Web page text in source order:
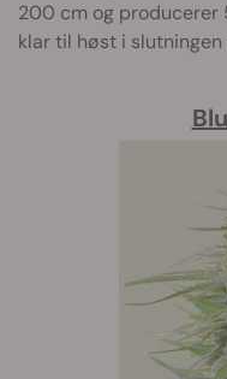
200 cm og
klar til høst i